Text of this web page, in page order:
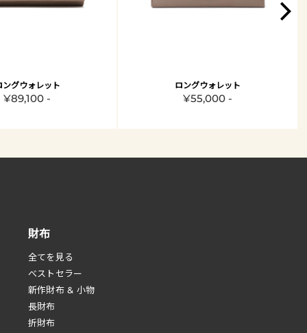
ングウォレット
¥89,100 -
ロングウォレット
¥55,000 -
財布
全てを見る
べストセラー
新作財布 & 小物
長財布
折財布